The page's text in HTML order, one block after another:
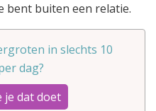
bent buiten een relatie.
in slechts 10
dag?
je dat doet